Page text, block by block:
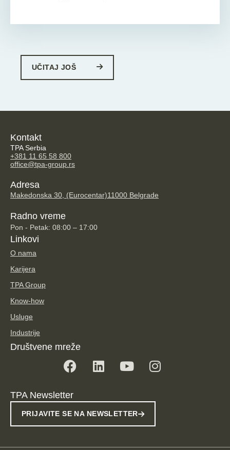
UČITAJ JOŠ
Kontakt
TPA Serbia
+381 11 65 58 800
office@tpa-group.rs
Adresa
Makedonska 30, (Eurocentar)11000 Belgrade
Radno vreme
Pon - Petak: 08:00 – 17:00
Linkovi
O nama
Karijera
TPA Group
Know-how
Usluge
Industrije
Društvene mreže
TPA Newsletter
PRIJAVITE SE NA NEWSLETTER